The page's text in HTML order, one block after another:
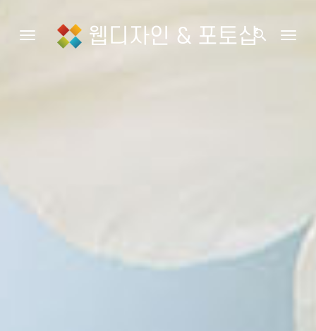
Toggle navigation웹디자인 & 포토샵search